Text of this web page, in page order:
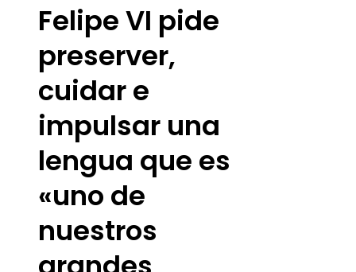
Felipe VI pide
preserver,
cuidar e
impulsar una
lengua que es
«uno de
nuestros